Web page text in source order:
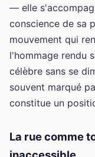
— elle
conscience de sa
mouvement qui
l'hommage rendu
célèbre sans se
souvent marqué
constitue un
La rue comme
inaccessible